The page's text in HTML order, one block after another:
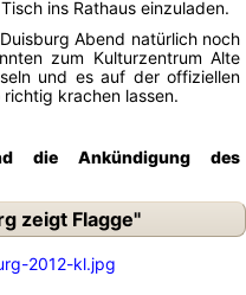
ins Rathaus einzuladen.
Abend natürlich noch
zum Kulturzentrum Alte
und es auf der offiziellen
krachen lassen.
die Ankündigung des
zeigt Flagge"